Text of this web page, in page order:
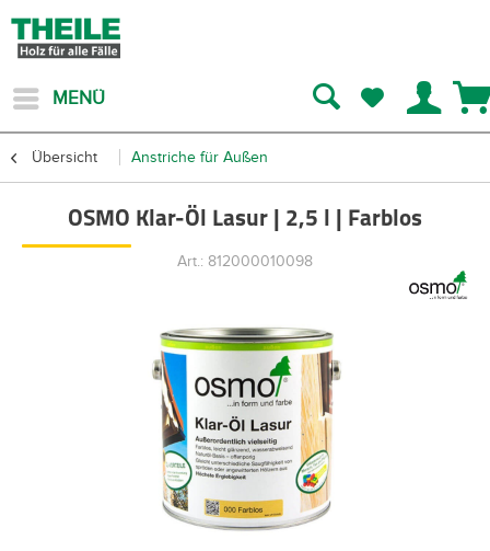
MENÜ
Übersicht Anstriche für Außen
OSMO Klar-Öl Lasur | 2,5 l | Farblos
Art.: 812000010098